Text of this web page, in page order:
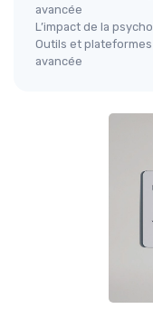
avancée
L’impact de la
Outils et
avancée